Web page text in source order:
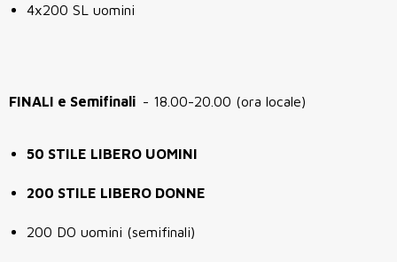
4x200 SL uomini
FINALI e Semifinali - 18.00-20.00 (ora locale)
50 STILE LIBERO UOMINI
200 STILE LIBERO DONNE
200 DO uomini (semifinali)